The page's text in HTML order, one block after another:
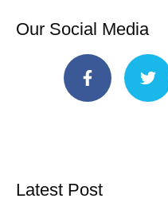
Our Social Media
Latest Post